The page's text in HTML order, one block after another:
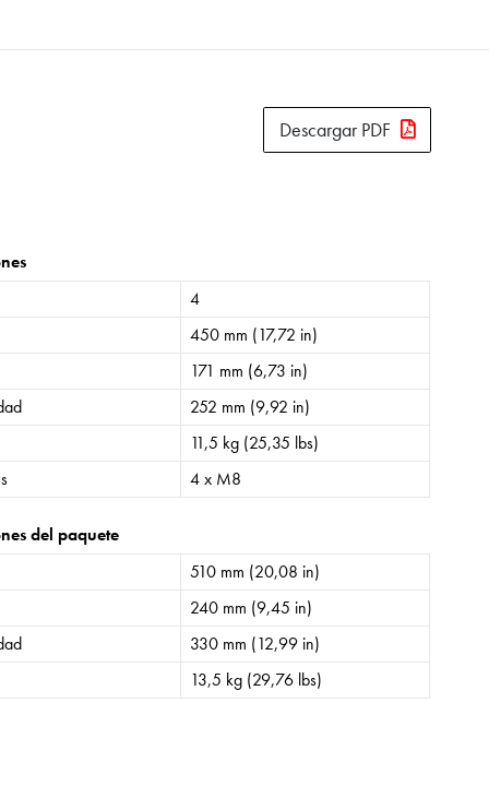
Descargar PDF
4
450 mm (17,72 in)
171 mm (6,73 in)
252 mm (9,92 in)
11,5 kg (25,35 lbs)
4 x M8
del paquete
510 mm (20,08 in)
240 mm (9,45 in)
330 mm (12,99 in)
13,5 kg (29,76 lbs)